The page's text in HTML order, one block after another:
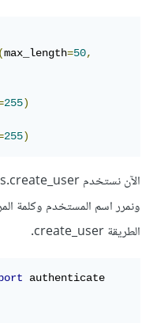
(max_length=50,
=255)
=255)
ونمرر اسم المستخدم وكلمة
الطريقة create_user.
authenticate